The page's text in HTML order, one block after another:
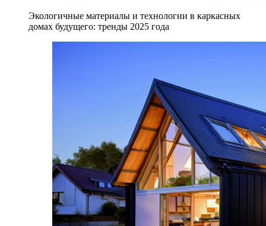
Экологичные материалы и технологии в каркасных
домах будущего: тренды 2025 года